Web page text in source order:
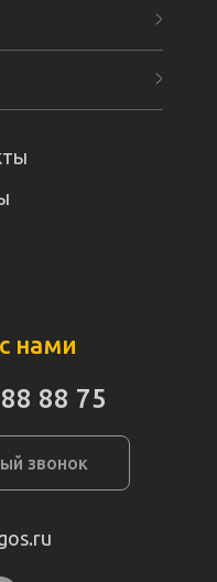
нами
88 75
звонок